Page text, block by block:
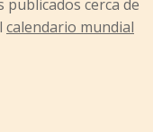
cerca de
calendario mundial